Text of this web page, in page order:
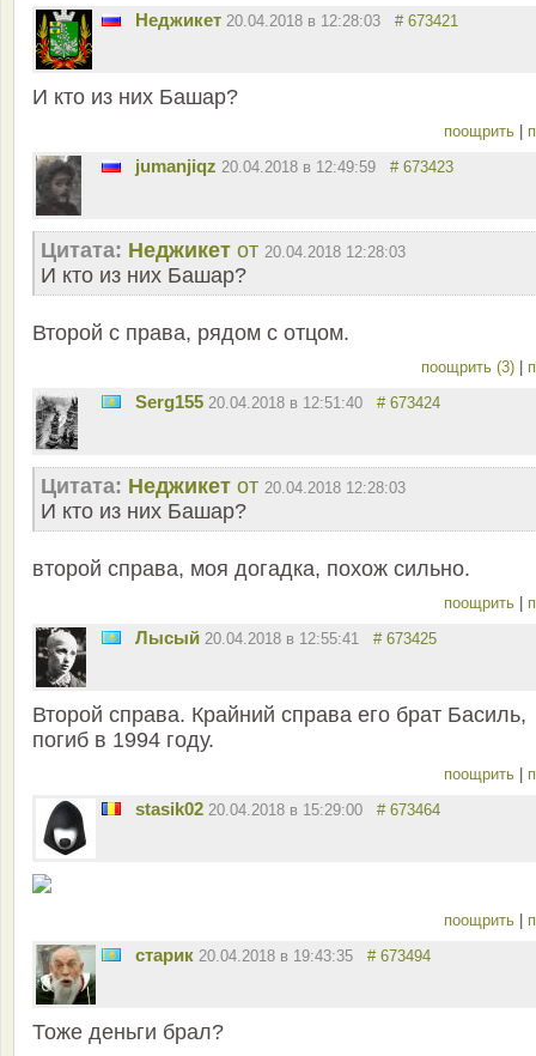
Неджикет 20.04.2018 в 12:28:03 # 673421
И кто из них Башар?
поощрить
jumanjiqz 20.04.2018 в 12:49:59 # 673423
Цитата: Неджикет от 20.04.2018 12:28:03
И кто из них Башар?
Второй с права, рядом с отцом.
поощрить (3)
Serg155 20.04.2018 в 12:51:40 # 673424
Цитата: Неджикет от 20.04.2018 12:28:03
И кто из них Башар?
второй справа, моя догадка, похож сильно.
поощрить
Лысый 20.04.2018 в 12:55:41 # 673425
Второй справа. Крайний справа его брат Басиль,
погиб в 1994 году.
поощрить
stasik02 20.04.2018 в 15:29:00 # 673464
поощрить
старик 20.04.2018 в 19:43:35 # 673494
Тоже деньги брал?